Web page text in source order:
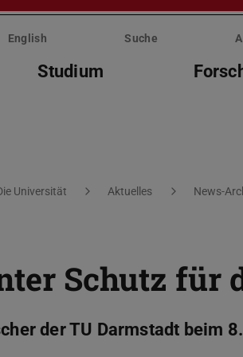
English Suche
Studium
Universität Aktuelles News-
Schutz für
der TU Darmstadt beim